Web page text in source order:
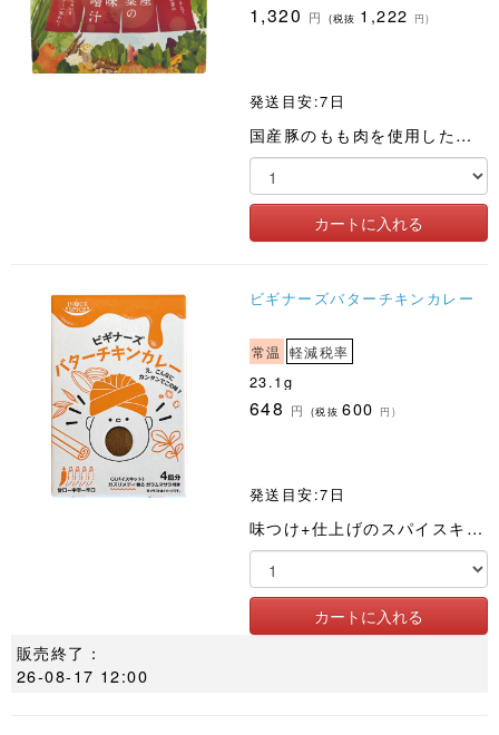
1,320 円 (税抜 1,222 円)
発送目安:7日
国産豚のもも肉を使用した、フリーズドライの豚汁です
ビギナーズバターチキンカレー
常温 軽減税率
23.1g
648 円 (税抜600 円)
発送目安:7日
味つけ+仕上げのスパイスキット。カスリメティ入り特性ガラムマサラでシェフの風味!
販売終了：
26-08-17 12:00